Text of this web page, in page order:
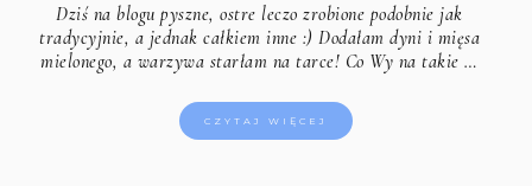
Dziś na blogu pyszne, ostre leczo zrobione podobnie jak
tradycyjnie, a jednak całkiem inne :) Dodałam dyni i mięsa
mielonego, a warzywa starłam na tarce! Co Wy na takie …
CZYTAJ WIĘCEJ